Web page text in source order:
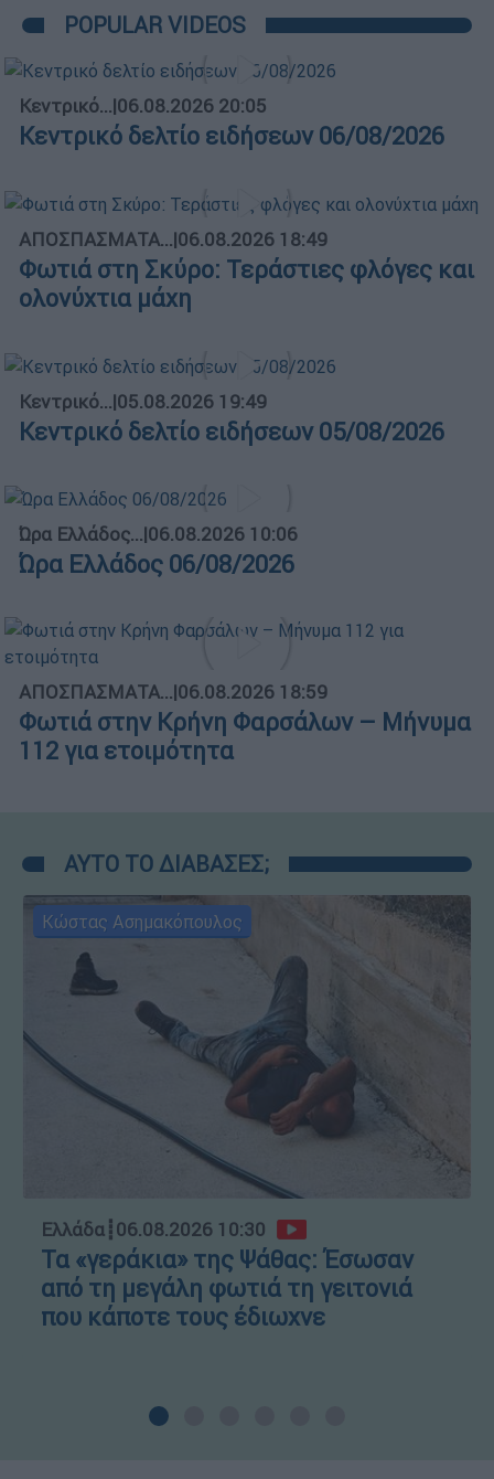
POPULAR VIDEOS
Κεντρικό...|06.08.2026 20:05
Κεντρικό δελτίο ειδήσεων 06/08/2026
ΑΠΟΣΠΑΣΜΑΤΑ...|06.08.2026 18:49
Φωτιά στη Σκύρο: Τεράστιες φλόγες και
ολονύχτια μάχη
Κεντρικό...|05.08.2026 19:49
Κεντρικό δελτίο ειδήσεων 05/08/2026
Ώρα Ελλάδος...|06.08.2026 10:06
Ώρα Ελλάδος 06/08/2026
ΑΠΟΣΠΑΣΜΑΤΑ...|06.08.2026 18:59
Φωτιά στην Κρήνη Φαρσάλων – Μήνυμα
112 για ετοιμότητα
ΑΥΤΟ ΤΟ ΔΙΑΒΑΣΕΣ;
Κώστας Ασημακόπουλος
Ελλάδα┋06.08.2026 10:30
Τα «γεράκια» της Ψάθας: Έσωσαν
από τη μεγάλη φωτιά τη γειτονιά
που κάποτε τους έδιωχνε